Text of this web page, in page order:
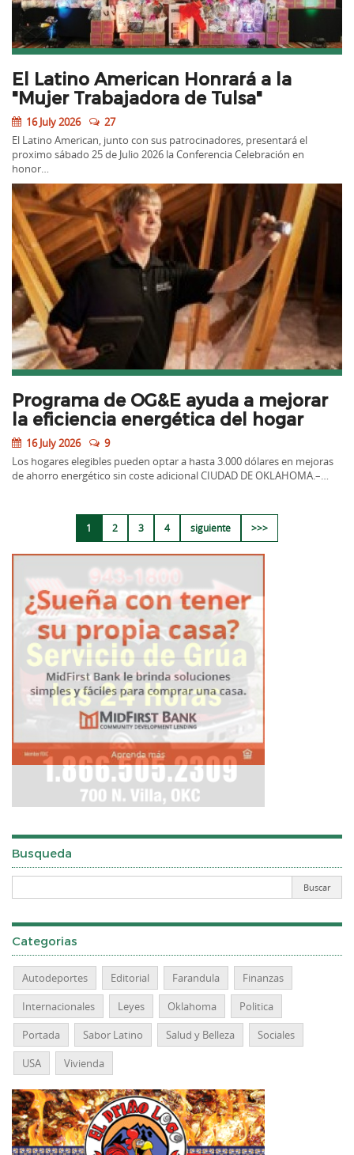
El Latino American Honrará a la
"Mujer Trabajadora de Tulsa"
16 July 2026
27
El Latino American, junto con sus patrocinadores, presentará el
proximo sábado 25 de Julio 2026 la Conferencia Celebración en
honor…
Programa de OG&E ayuda a mejorar
la eficiencia energética del hogar
16 July 2026
9
Los hogares elegibles pueden optar a hasta 3.000 dólares en mejoras
de ahorro energético sin coste adicional CIUDAD DE OKLAHOMA.–…
1 2 3 4 siguiente >>>
Busqueda
Categorias
Autodeportes Editorial Farandula
Finanzas
Internacionales
Leyes Oklahoma
Politica
Portada
Sabor Latino Salud y Belleza
Sociales
USA
Vivienda